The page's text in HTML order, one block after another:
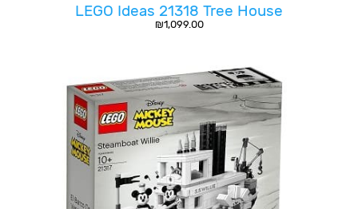
LEGO Ideas 21318 Tree House
₪1,099.00